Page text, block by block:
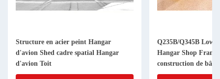
Structure en acier peint Hangar
d'avion Shed cadre spatial Hangar
d'avion Toit
Q235B/Q345B Low
Hangar Shop
construction de